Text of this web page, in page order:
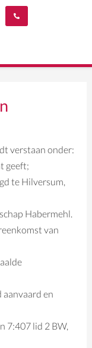
verstaan onder:
geeft;
te Hilversum,
Habermehl.
van
en
7:407 lid 2 BW,